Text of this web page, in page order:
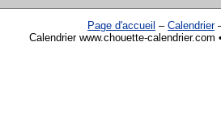
Page d'accueil – Calendrier
Calendrier www.chouette-